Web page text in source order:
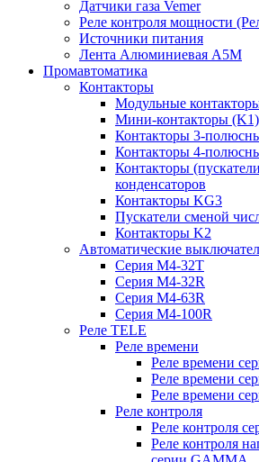
Датчики газа Vemer
Реле контроля мощности
Источники питания
Лента Алюминиевая А5М
Промавтоматика
Контакторы
Модульные
Мини-контакторы (K1)
Контакторы 3-
Контакторы 4-
Контакторы
конденсаторов
Контакторы KG3
Пускатели сменой
Контакторы K2
Автоматические
Серия M4-32T
Серия M4-32R
Серия M4-63R
Серия M4-100R
Реле TELE
Реле времени
Реле времени
Реле времени
Реле времени
Реле контроля
Реле контроля
Реле контроля